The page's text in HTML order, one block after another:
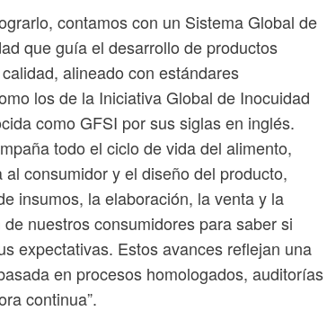
contamos con un Sistema Global de
que guía el desarrollo de productos
alineado con estándares
los de la Iniciativa Global de Inocuidad
como GFSI por sus siglas en inglés.
todo el ciclo de vida del alimento,
consumidor y el diseño del producto,
insumos, la elaboración, la venta y la
nuestros consumidores para saber si
expectativas. Estos avances reflejan una
en procesos homologados, auditorías
continua”.